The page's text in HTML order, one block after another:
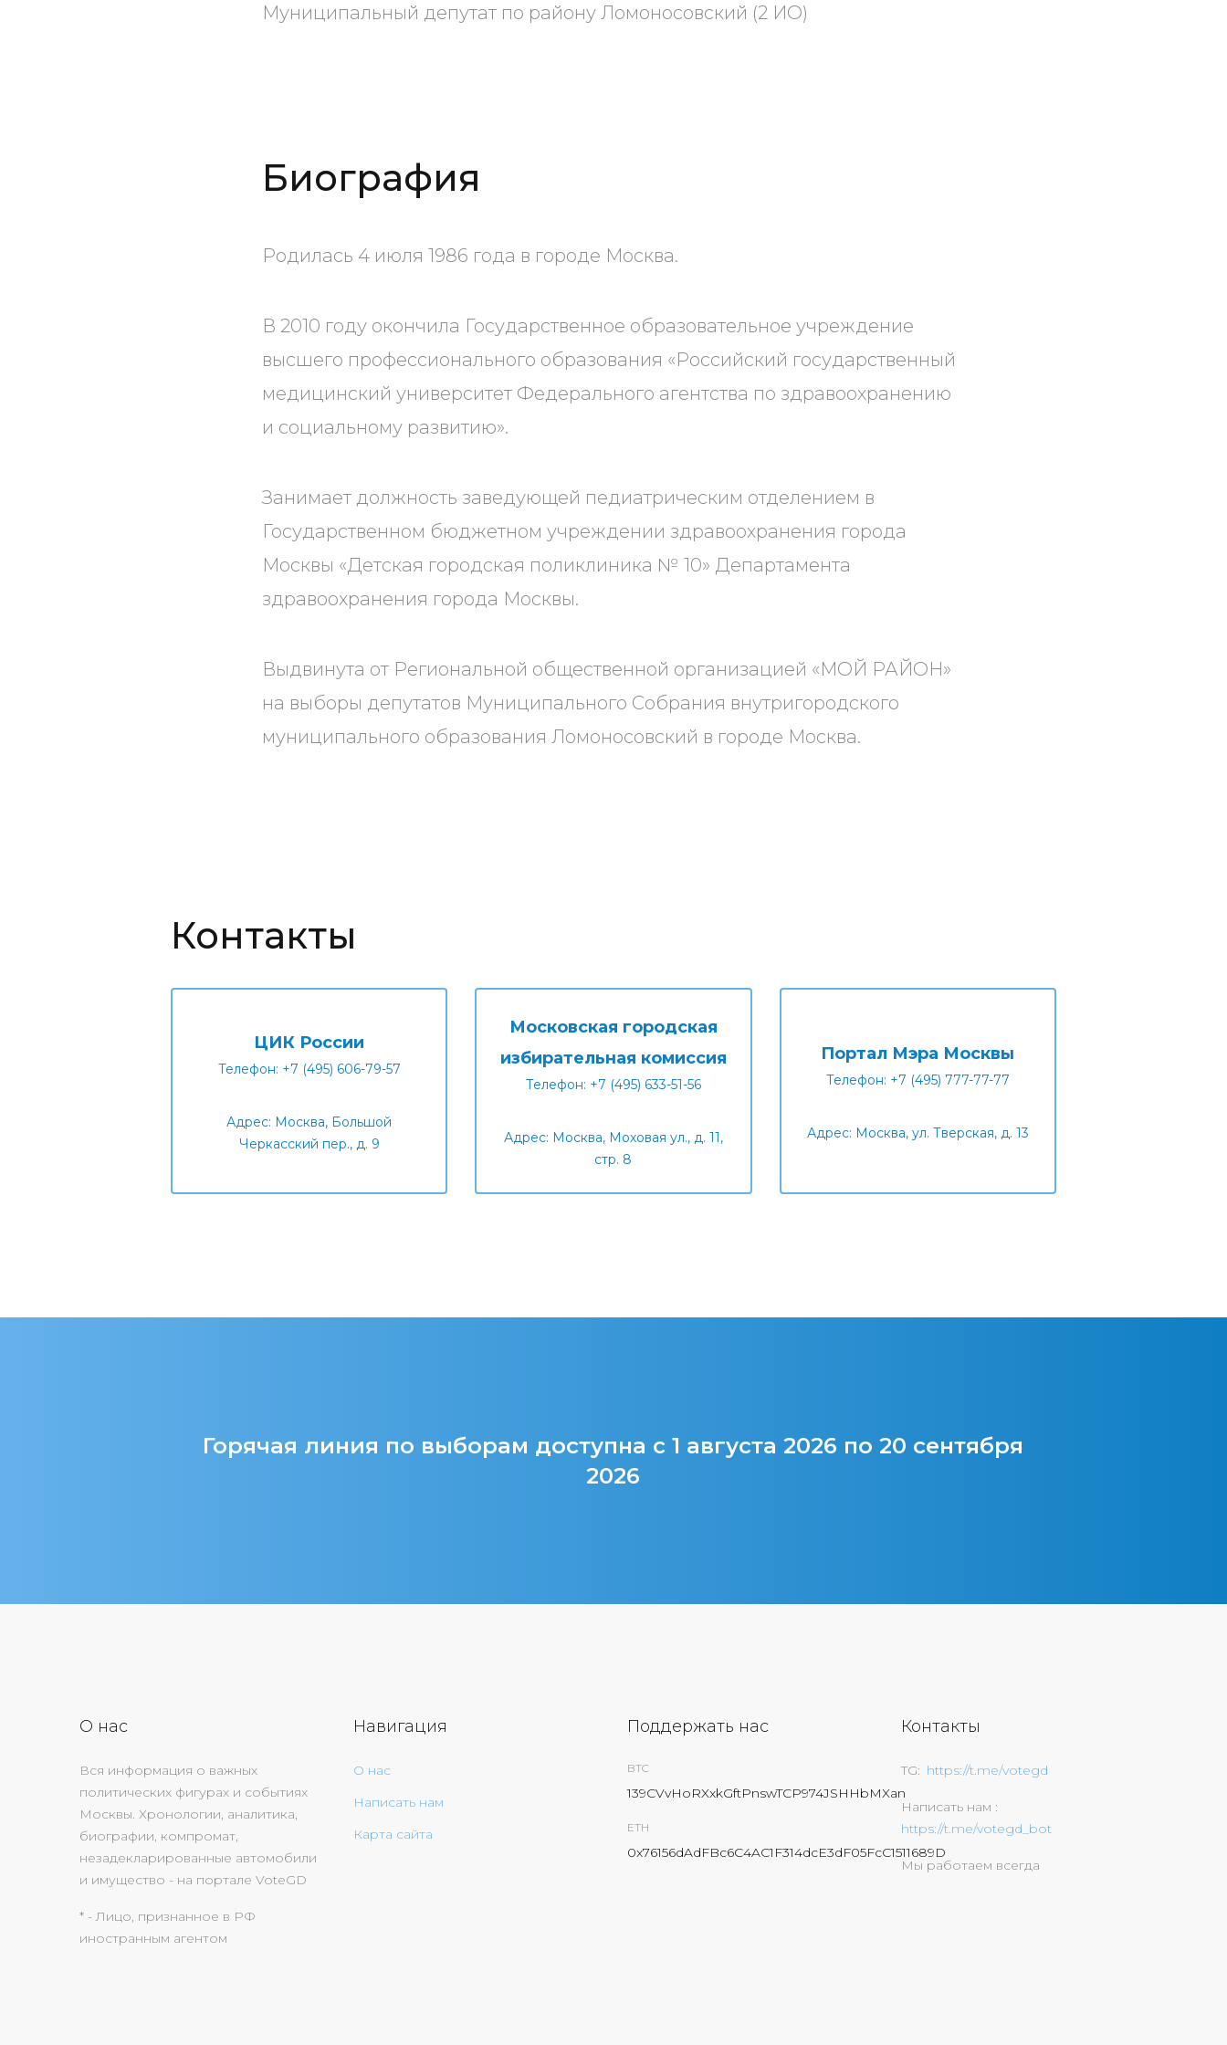
Муниципальный депутат по району Ломоносовский (2 ИО)
Биография
Родилась 4 июля 1986 года в городе Москва.
В 2010 году окончила Государственное образовательное учреждение
высшего профессионального образования «Российский государственный
медицинский университет Федерального агентства по здравоохранению
и социальному развитию».
Занимает должность заведующей педиатрическим отделением в
Государственном бюджетном учреждении здравоохранения города
Москвы «Детская городская поликлиника № 10» Департамента
здравоохранения города Москвы.
Выдвинута от Региональной общественной организацией «МОЙ РАЙОН»
на выборы депутатов Муниципального Собрания внутригородского
муниципального образования Ломоносовский в городе Москва.
Контакты
ЦИК России
Телефон: +7 (495) 606-79-57
Адрес: Москва, Большой
Черкасский пер., д. 9
Московская городская
избирательная комиссия
Телефон: +7 (495) 633-51-56
Адрес: Москва, Моховая ул., д. 11,
стр. 8
Портал Мэра Москвы
Телефон: +7 (495) 777-77-77
Адрес: Москва, ул. Тверская, д. 13
Горячая линия по выборам доступна с 1 августа 2026 по 20 сентября
2026
О нас
Вся информация о важных
политических фигурах и событиях
Москвы. Хронологии, аналитика,
биографии, компромат,
незадекларированные автомобили
и имущество - на портале VoteGD
* - Лицо, признанное в РФ
иностранным агентом
Навигация
О нас
Написать нам
Карта сайта
Поддержать нас
BTC
139CVvHoRXxkGftPnswTCP974JSHHbMXan
ETH
0x76156dAdFBc6C4AC1F314dcE3dF05FcC1511689D
Контакты
TG https://t.me/votegd
Написать нам
https://t.me/votegd_bot
Мы работаем всегда